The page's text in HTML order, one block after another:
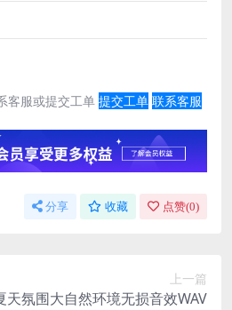
客服或提交工单 提交工单 联系客服
分享 收藏 点赞(0)
上一篇
天氛围大自然环境无损音效WAV